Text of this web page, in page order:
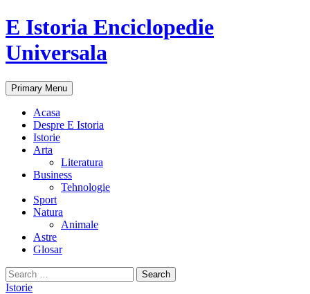
E Istoria Enciclopedie
Universala
Search
Primary Menu Skip
to
Acasa
Despre E Istoria
Istorie
Arta
Literatura
Business
Tehnologie
Sport
Natura
Animale
Astre
Glosar
Search
for:
Istorie